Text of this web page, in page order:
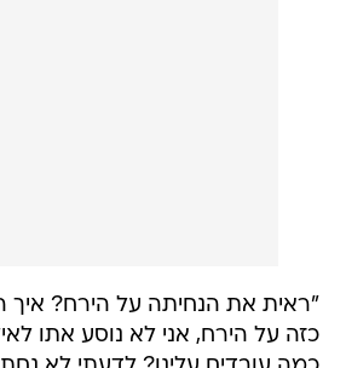
כמה עובדים עלינו? לדעתי לא
לפחות לא באותם ימים".